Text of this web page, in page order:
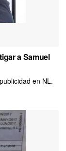
a Samuel
en NL.